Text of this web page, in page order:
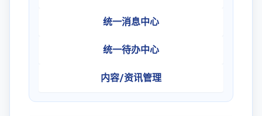
统一消息中心
统一待办中心
内容/资讯管理